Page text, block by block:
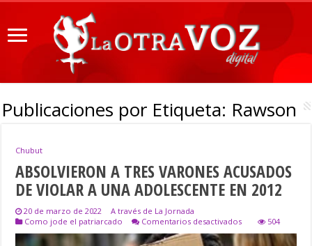
Publicaciones por Etiqueta: Rawson
Chubut
ABSOLVIERON A TRES VARONES ACUSADOS
DE VIOLAR A UNA ADOLESCENTE EN 2012
20 de marzo de 2022
A través de La Jornada
Como jode el patriarcado
Comentarios desactivadosen
ABSOLVIERON
504